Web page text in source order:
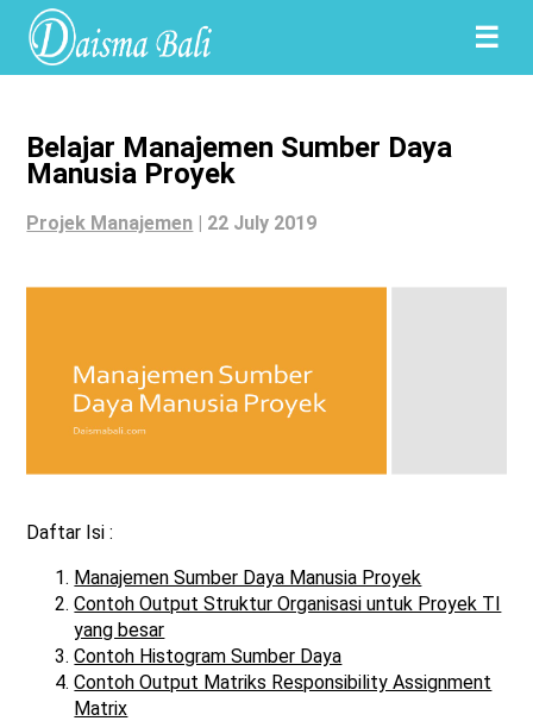
☰
Belajar Manajemen Sumber Daya
Manusia Proyek
Projek Manajemen 22 July 2019
Daftar Isi :
Manajemen Sumber Daya Manusia Proyek
Contoh Output Struktur Organisasi untuk Proyek TI
yang besar
Contoh Histogram Sumber Daya
Contoh Output Matriks Responsibility Assignment
Matrix